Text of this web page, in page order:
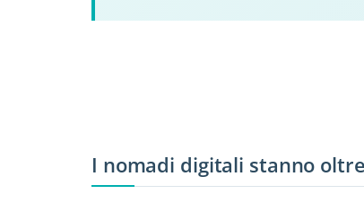
I nomadi digitali stanno